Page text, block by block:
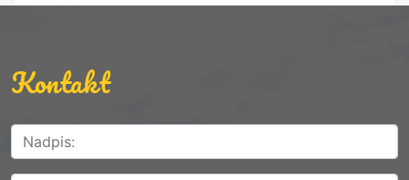
Kontakt